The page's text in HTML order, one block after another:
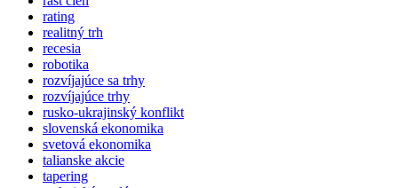
rating
realitný trh
recesia
robotika
rozvíjajúce sa trhy
rozvíjajúce trhy
rusko-ukrajinský konflikt
slovenská ekonomika
svetová ekonomika
talianske akcie
tapering